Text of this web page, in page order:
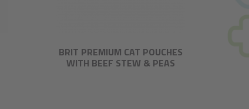
BRIT PREMIUM CAT POUCHES
WITH BEEF STEW & PEAS